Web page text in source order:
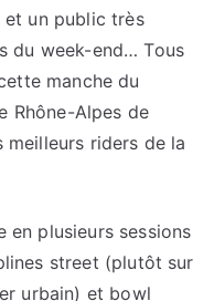
et un public très
du week-end… Tous
manche du
Rhône-Alpes de
meilleurs riders de la
en plusieurs sessions
street (plutôt sur
urbain) et bowl